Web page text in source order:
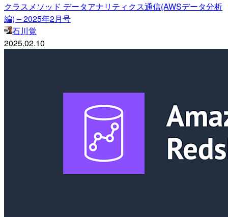
クラスメソッド データアナリティクス通信(AWSデータ分析
編) – 2025年2月号
石川覚
2025.02.10